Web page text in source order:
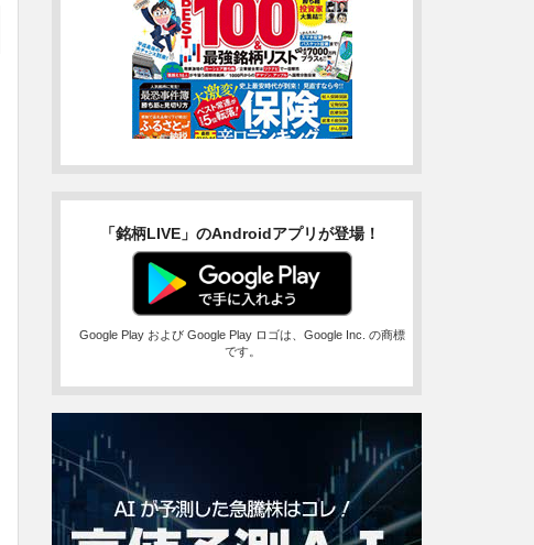
「銘柄LIVE」のAndroidアプリが登場！
Google Play および Google Play ロゴは、Google Inc. の商標
です。